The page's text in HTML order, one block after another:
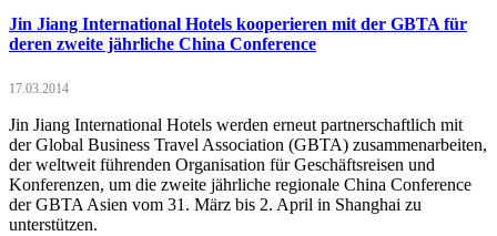
Jin Jiang International Hotels kooperieren mit der GBTA für
deren zweite jährliche China Conference
17.03.2014
Jin Jiang International Hotels werden erneut partnerschaftlich mit
der Global Business Travel Association (GBTA) zusammenarbeiten,
der weltweit führenden Organisation für Geschäftsreisen und
Konferenzen, um die zweite jährliche regionale China Conference
der GBTA Asien vom 31. März bis 2. April in Shanghai zu
unterstützen.